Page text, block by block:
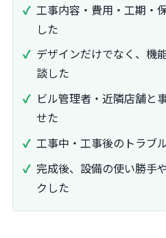
工事内容・費用・工期・
した
デザインだけでなく、機
談した
ビル管理者・近隣店舗と
せた
工事中・工事後のトラブ
完成後、設備の使い勝手
クした